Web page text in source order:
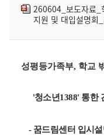
260604_보도자료_
지원 및 대입설명
성평등가족부, 학교
'청소년1388' 통한
- 꿈드림센터 입시설